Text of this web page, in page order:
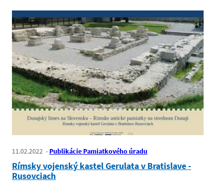
11.02.2022 Publikácie Pamiatkového úradu
Rímsky vojenský kastel Gerulata v Bratislave -
Rusovciach